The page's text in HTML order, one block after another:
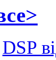
DSP